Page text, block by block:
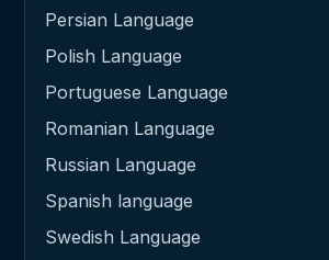
Persian Language
Polish Language
Portuguese Language
Romanian Language
Russian Language
Spanish language
Swedish Language